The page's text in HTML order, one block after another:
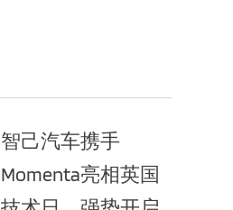
智己汽车携手
Momenta亮相英国